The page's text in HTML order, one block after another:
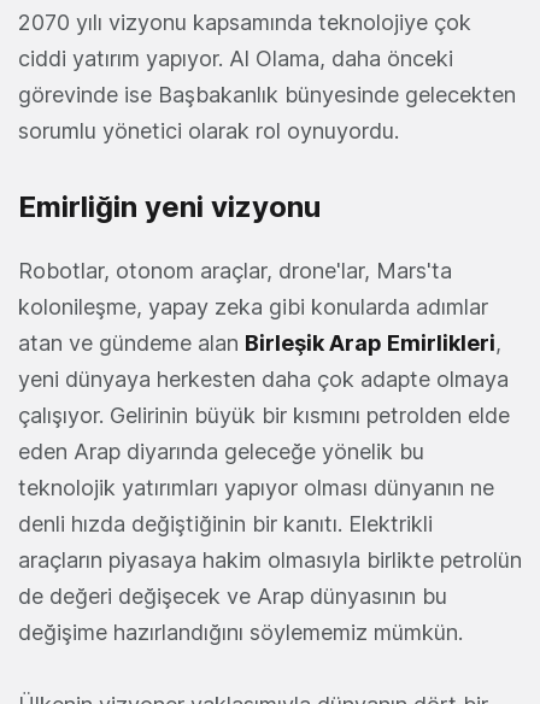
2070 yılı vizyonu kapsamında teknolojiye çok
ciddi yatırım yapıyor. Al Olama, daha önceki
görevinde ise Başbakanlık bünyesinde gelecekten
sorumlu yönetici olarak rol oynuyordu.
Emirliğin yeni vizyonu
Robotlar, otonom araçlar, drone'lar, Mars'ta
kolonileşme, yapay zeka gibi konularda adımlar
atan ve gündeme alan Birleşik Arap Emirlikleri,
yeni dünyaya herkesten daha çok adapte olmaya
çalışıyor. Gelirinin büyük bir kısmını petrolden elde
eden Arap diyarında geleceğe yönelik bu
teknolojik yatırımları yapıyor olması dünyanın ne
denli hızda değiştiğinin bir kanıtı. Elektrikli
araçların piyasaya hakim olmasıyla birlikte petrolün
de değeri değişecek ve Arap dünyasının bu
değişime hazırlandığını söylememiz mümkün.